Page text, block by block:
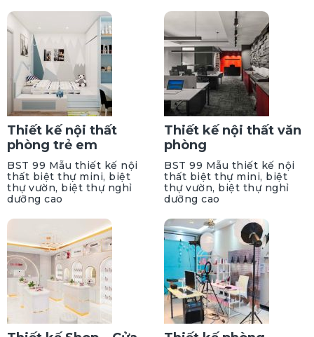
Thiết kế nội thất
phòng trẻ em
BST 99 Mẫu thiết kế nội
thất biệt thự mini, biệt
thự vườn, biệt thự nghỉ
dưỡng cao
Thiết kế nội thất văn
phòng
BST 99 Mẫu thiết kế nội
thất biệt thự mini, biệt
thự vườn, biệt thự nghỉ
dưỡng cao